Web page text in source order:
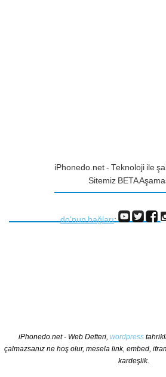
iPhonedo.net - Teknoloji ile
Sitemiz BETA
do'nun bağları:
iPhonedo.net - Web Defteri, wordpress
çalmazsanız ne hoş olur, mesela link, embed,
kardeşlik.